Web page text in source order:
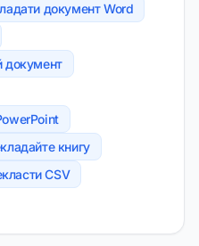
документ Word
документ
книгу
CSV